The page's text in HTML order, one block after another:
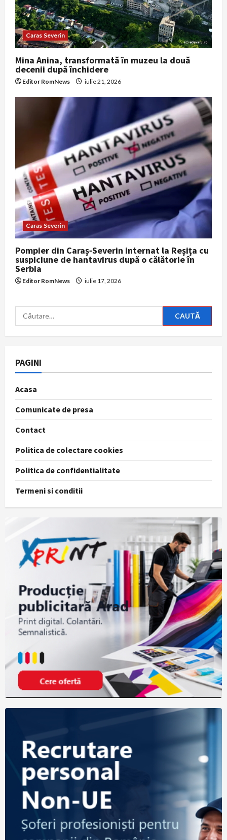
Caras Severin
Mina Anina, transformată în muzeu la două
decenii după închidere
Editor RomNews iulie 21, 2026
Caras Severin
Pompier din Caraş‑Severin internat la Reşiţa cu
suspiciune de hantavirus după o călătorie în
Serbia
Editor RomNews iulie 17, 2026
Caută
după:
PAGINI
Acasa
Comunicate de presa
Contact
Politica de colectare cookies
Politica de confidentialitate
Termeni si conditii